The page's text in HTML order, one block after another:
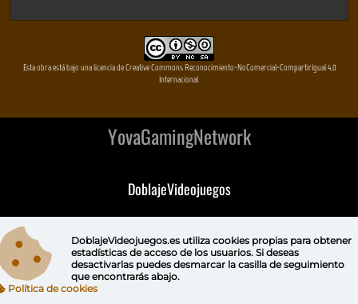
Esta obra está bajo una licencia de Creative Commons Reconocimiento-NoComercial-CompartirIgual 4.0
Internacional
YovaGamingNetwork
DoblajeVideojuegos
DeVuego GAL
DoblajeVideojuegos.es utiliza cookies propiaspara obtener
estadísticas de acceso de los usuarios. Si deseas
desactivarlas puedes desmarcar la casilla de seguimiento
que encontrarás abajo.
Política de cookies